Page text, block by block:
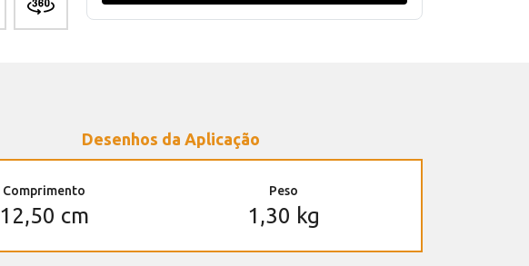
Desenhos da Aplicação
Comprimento
12,50 cm
Peso
1,30 kg